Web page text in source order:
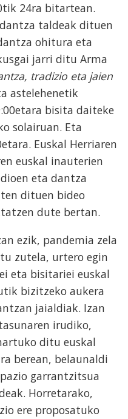
24ra bitartean.
taldeak dituen
ohitura eta
jarri ditu Arma
tradizio eta jaien
astelehenetik
bisita daiteke
solairuan. Eta
Euskal Herriaren
euskal inauterien
eta dantza
dituen bideo
dute bertan.
ezik, pandemia zela
zutela, urtero egin
eta bisitariei euskal
bizitzeko aukera
jaialdiak. Izan
irudiko,
ditu euskal
berean, belaunaldi
garrantzitsua
Horretarako,
ere proposatuko